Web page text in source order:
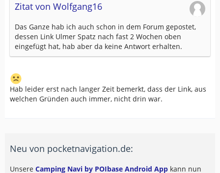
Zitat von Wolfgang16
Das Ganze hab ich auch schon in dem Forum gepostet,
dessen Link Ulmer Spatz nach fast 2 Wochen oben
eingefügt hat, hab aber da keine Antwort erhalten.
Hab leider erst nach langer Zeit bemerkt, dass der Link, aus
welchen Gründen auch immer, nicht drin war.
Neu von pocketnavigation.de:
Unsere Camping Navi by POIbase Android App kann nun